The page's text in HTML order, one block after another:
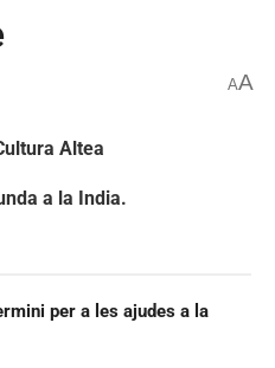
AA
Altea
a la India.
per a les ajudes a la